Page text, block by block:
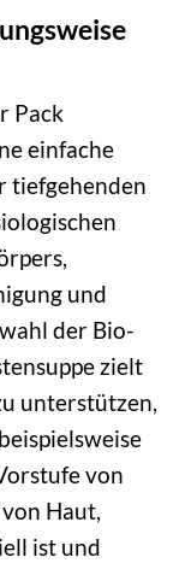
Pack
einfache
tiefgehenden
und
der Bio-
zielt
unterstützen,
von
Haut,
ist und